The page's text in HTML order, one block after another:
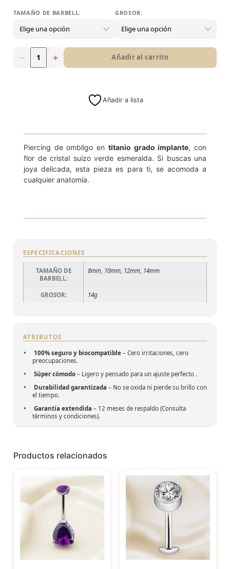
8mm 10mm
TAMAÑO DE BARBELL: GROSOR:
− + Añadir al carrito
Añadir a lista
Piercing de ombligo en titanio grado implante, con
flor de cristal suizo verde esmeralda. Si buscas una
joya delicada, esta pieza es para ti, se acomoda a
cualquier anatomía.
ESPECIFICACIONES
TAMAÑO DE
BARBELL:
8mm, 10mm, 12mm, 14mm
GROSOR: 14g
ATRIBUTOS
100% seguro y biocompatible – Cero irritaciones, cero
preocupaciones.
Súper cómodo – Ligero y pensado para un ajuste perfecto .
Durabilidad garantizada – No se oxida ni pierde su brillo con
el tiempo.
Garantía extendida – 12 meses de respaldo (Consulta
términos y condiciones).
Productos relacionados